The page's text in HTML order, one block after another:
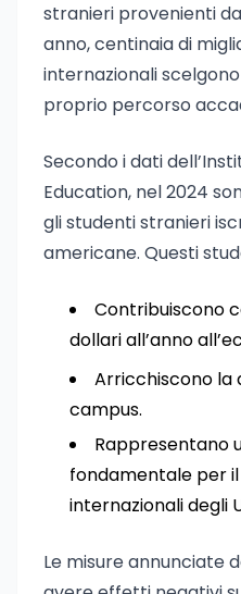
stranieri provenienti
anno, centinaia di
internazionali
proprio percorso
Secondo i dati
Education, nel 2024
gli studenti stranieri
americane. Questi
Contribuiscono
dollari all’anno
Arricchiscono la
campus.
Rappresentano
fondamentale per
internazionali degli
Le misure annunciate